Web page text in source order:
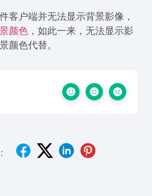
客户端并无法显示背景影像，
颜色 ，如此一来，无法显示影
颜色代替。